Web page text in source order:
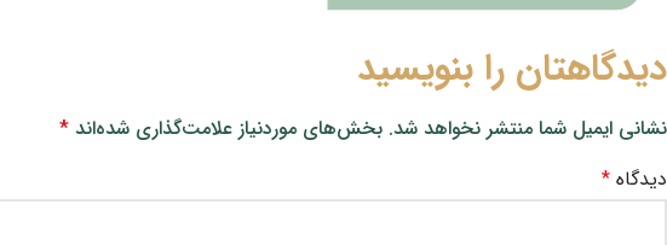
دیدگاهتان را بنویسید
نشانی ایمیل شما منتشر نخواهد شد. بخش‌های موردنیاز علامت‌گذاری شده‌اند *
دیدگاه *